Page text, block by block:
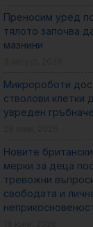
Преносим уред
тялото започва
мазнини
Микророботи
стволови клетки
увреден
Новите
мерки за деца
тревожни
свободата и